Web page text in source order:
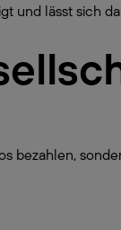
und lässt sich
bezahlen,